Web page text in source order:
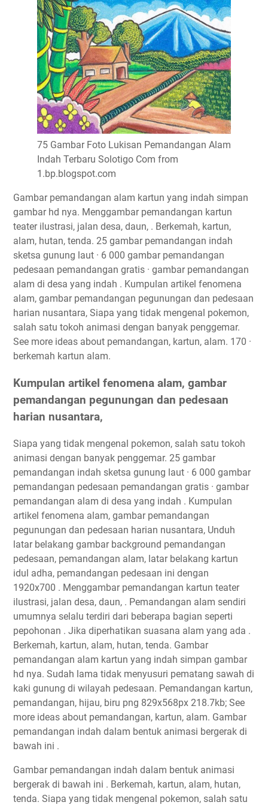
75 Gambar Foto Lukisan Pemandangan Alam
Indah Terbaru Solotigo Com from
1.bp.blogspot.com
Gambar pemandangan alam kartun yang indah simpan
gambar hd nya. Menggambar pemandangan kartun
teater ilustrasi, jalan desa, daun, . Berkemah, kartun,
alam, hutan, tenda. 25 gambar pemandangan indah
sketsa gunung laut · 6 000 gambar pemandangan
pedesaan pemandangan gratis · gambar pemandangan
alam di desa yang indah . Kumpulan artikel fenomena
alam, gambar pemandangan pegunungan dan pedesaan
harian nusantara, Siapa yang tidak mengenal pokemon,
salah satu tokoh animasi dengan banyak penggemar.
See more ideas about pemandangan, kartun, alam. 170 ·
berkemah kartun alam.
Kumpulan artikel fenomena alam, gambar
pemandangan pegunungan dan pedesaan
harian nusantara,
Siapa yang tidak mengenal pokemon, salah satu tokoh
animasi dengan banyak penggemar. 25 gambar
pemandangan indah sketsa gunung laut · 6 000 gambar
pemandangan pedesaan pemandangan gratis · gambar
pemandangan alam di desa yang indah . Kumpulan
artikel fenomena alam, gambar pemandangan
pegunungan dan pedesaan harian nusantara, Unduh
latar belakang gambar background pemandangan
pedesaan, pemandangan alam, latar belakang kartun
idul adha, pemandangan pedesaan ini dengan
1920x700 . Menggambar pemandangan kartun teater
ilustrasi, jalan desa, daun, . Pemandangan alam sendiri
umumnya selalu terdiri dari beberapa bagian seperti
pepohonan . Jika diperhatikan suasana alam yang ada .
Berkemah, kartun, alam, hutan, tenda. Gambar
pemandangan alam kartun yang indah simpan gambar
hd nya. Sudah lama tidak menyusuri pematang sawah di
kaki gunung di wilayah pedesaan. Pemandangan kartun,
pemandangan, hijau, biru png 829x568px 218.7kb; See
more ideas about pemandangan, kartun, alam. Gambar
pemandangan indah dalam bentuk animasi bergerak di
bawah ini .
Gambar pemandangan indah dalam bentuk animasi
bergerak di bawah ini . Berkemah, kartun, alam, hutan,
tenda. Siapa yang tidak mengenal pokemon, salah satu